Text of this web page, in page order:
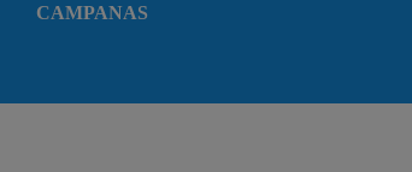
CAMPANAS